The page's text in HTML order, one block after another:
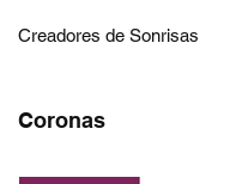
Coronas
Creadores de Sonrisas